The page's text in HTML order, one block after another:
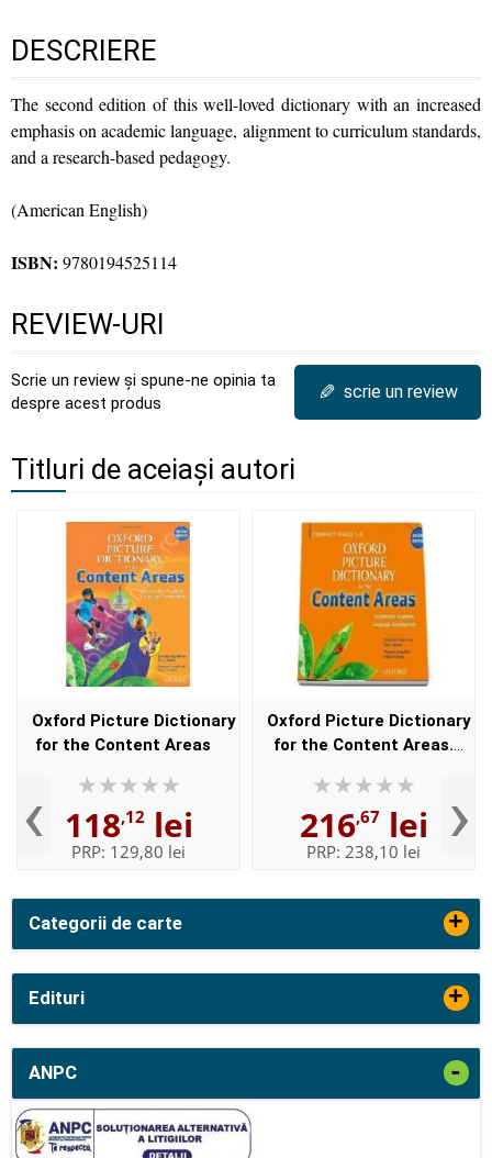
Categorii de carte +
Edituri +
ANPC -
DESCRIERE
The second edition of this well-loved dictionary with an increased
emphasis on academic language, alignment to curriculum standards,
and a research-based pedagogy.
(American English)
ISBN: 9780194525114
REVIEW-URI
Scrie un review și spune-ne opinia ta
despre acest produs
✎ scrie un review
Titluri de aceiași autori
‹
Oxford Picture Dictionary
for the Content Areas
118,12lei
PRP: 129,80 lei
Oxford Picture Dictionary
for the Content Areas.
216,67lei
PRP: 238,10 lei ›